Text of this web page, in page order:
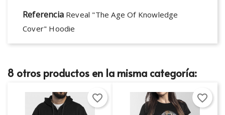
Referencia Reveal "The Age Of Knowledge
Cover" Hoodie
8 otros productos en la misma categoría:
favorite_border favorite_border